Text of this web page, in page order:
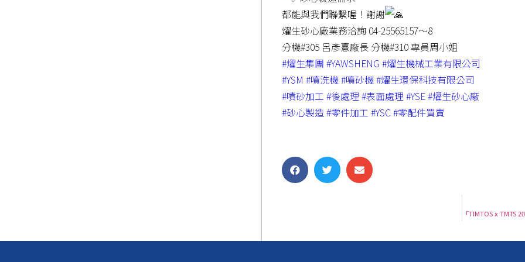
都能與我們聯繫喔！謝謝
燿生砂心廠業務洽詢 04-25565157～8
分機#305 呂彥憙廠長 分機#310 專員周小姐
#燿生集團 #YAWSHENG #燿生機械工業有限公司
#YSM #噴洗機#噴砂機#燿生環保科技有限公司
#噴砂加工 #後處理 #表面處理 #YSE#燿生砂心廠
#砂心製造#零件加工 #YSC#零配件買賣